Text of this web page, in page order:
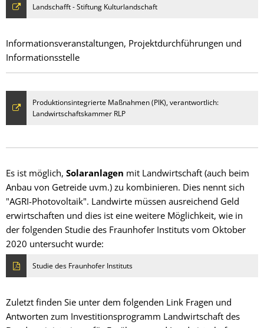
Landschafft - Stiftung Kulturlandschaft
Informationsveranstaltungen, Projektdurchführungen und
Informationsstelle
Produktionsintegrierte Maßnahmen (PIK), verantwortlich:
Landwirtschaftskammer RLP
Es ist möglich, Solaranlagen mit Landwirtschaft (auch beim
Anbau von Getreide uvm.) zu kombinieren. Dies nennt sich
"AGRI-Photovoltaik". Landwirte müssen ausreichend Geld
erwirtschaften und dies ist eine weitere Möglichkeit, wie in
der folgenden Studie des Fraunhofer Instituts vom Oktober
2020 untersucht wurde:
Studie des Fraunhofer Instituts
Zuletzt finden Sie unter dem folgenden Link Fragen und
Antworten zum Investitionsprogramm Landwirtschaft des